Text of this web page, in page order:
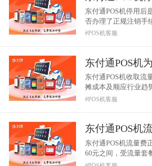
东付通POS机停用后
否办理了正规注销手
#POS机客服
东付通POS机
东付通POS机收取流
摊成本及顺应行业趋
#POS机客服
东付通POS机
东付通POS机流量费
60元之间，受流量套